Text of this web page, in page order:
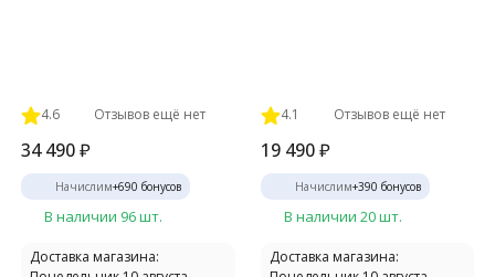
4.6 Отзывов ещё нет
34 490₽
Начислим+690 бонусов
В наличии 96 шт.
Доставка магазина:
4.1 Отзывов ещё нет
19 490 ₽
Начислим+390 бонусов
В наличии 20 шт.
Доставка магазина: